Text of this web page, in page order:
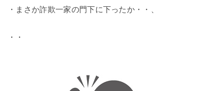
・まさか詐欺一家の門下に下ったか・・、
・・